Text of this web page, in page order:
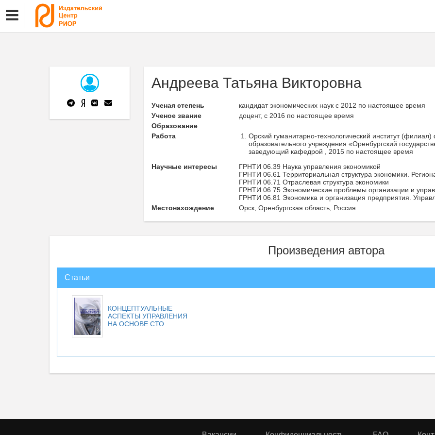
Андреева Татьяна Викторовна
Ученая степень
кандидат экономических наук с 2012 по настоящее время
Ученое звание
доцент, с 2016 по настоящее время
Образование
Работа
Орский гуманитарно-технологический институт
образовательного учреждения «Оренбургский
заведующий кафедрой , 2015 по настоящее время
Научные интересы
ГРНТИ 06.39 Наука управления экономикой
ГРНТИ 06.61 Территориальная структура экономики.
ГРНТИ 06.71 Отраслевая структура экономики
ГРНТИ 06.75 Экономические проблемы организации и
ГРНТИ 06.81 Экономика и организация предприятия.
Местонахождение
Орск, Оренбургская область, Россия
Произведения автора
Статьи
КОНЦЕПТУАЛЬНЫЕ
АСПЕКТЫ УПРАВЛЕНИЯ
НА ОСНОВЕ СТО...